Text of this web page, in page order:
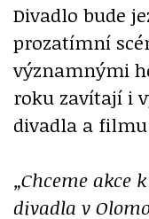
Divadlo bude
prozatímní
významnými
roku zavítají i
divadla a
„Chceme akce
divadla v